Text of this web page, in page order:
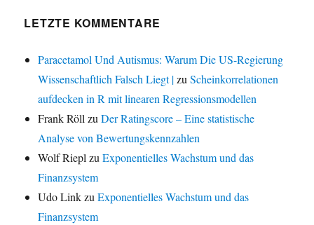
LETZTE KOMMENTARE
Paracetamol Und Autismus: Warum Die US-Regierung
Wissenschaftlich Falsch Liegt |zuScheinkorrelationen
aufdecken in R mit linearen Regressionsmodellen
Frank Röll zuDer Ratingscore – Eine statistische
Analyse von Bewertungskennzahlen
Wolf Riepl zuExponentielles Wachstum und das
Finanzsystem
Udo LinkzuExponentielles Wachstum und das
Finanzsystem